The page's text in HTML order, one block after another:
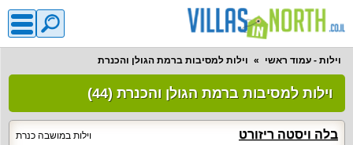
וילות - עמוד ראשי וילות למסיבות ברמת הגולן והכנרת
וילות למסיבות ברמת הגולן והכנרת (44)
בלה ויסטה ריזורט וילות במושבה כנרת